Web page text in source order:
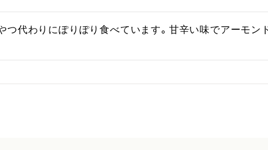
つ代わりにぽりぽり食べています。甘辛い味でアーモン